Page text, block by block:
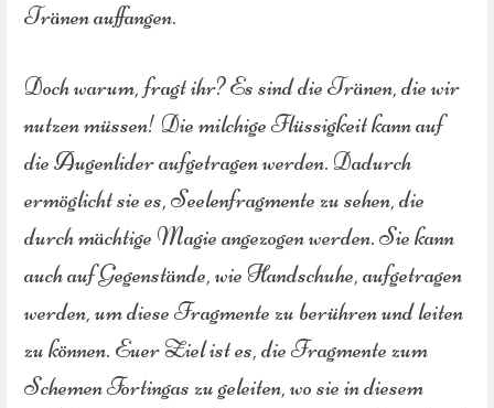
Tränen auffangen.
Doch warum, fragt ihr? Es sind die Tränen, die wir
nutzen müssen! Die milchige Flüssigkeit kann auf
die Augenlider aufgetragen werden. Dadurch
ermöglicht sie es, Seelenfragmente zu sehen, die
durch mächtige Magie angezogen werden. Sie kann
auch auf Gegenstände, wie Handschuhe, aufgetragen
werden, um diese Fragmente zu berühren und leiten
zu können. Euer Ziel ist es, die Fragmente zum
Schemen Fortingas zu geleiten, wo sie in diesem